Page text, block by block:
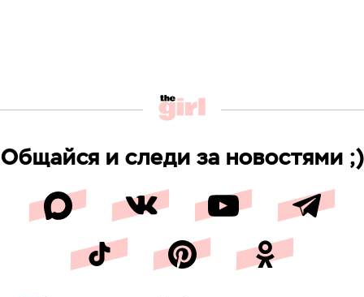
Общайся и следи за новостями ;)